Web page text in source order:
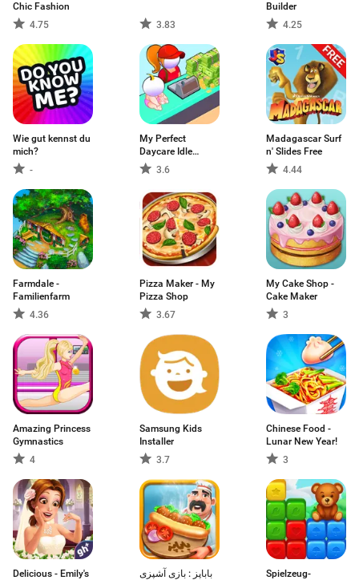
Chic Fashion
4.75
3.83
Builder
4.25
Wie gut kennst du
mich?
-
My Perfect
Daycare Idle
Tycoon
3.6
Madagascar Surf
n' Slides Free
4.44
Farmdale -
Familienfarm
4.36
Pizza Maker - My
Pizza Shop
3.67
My Cake Shop -
Cake Maker
3
Amazing Princess
Gymnastics
4
Samsung Kids
Installer
3.7
Chinese Food -
Lunar New Year!
3
Delicious - Emily's
باباپز : بازی آشپزی
Spielzeug-